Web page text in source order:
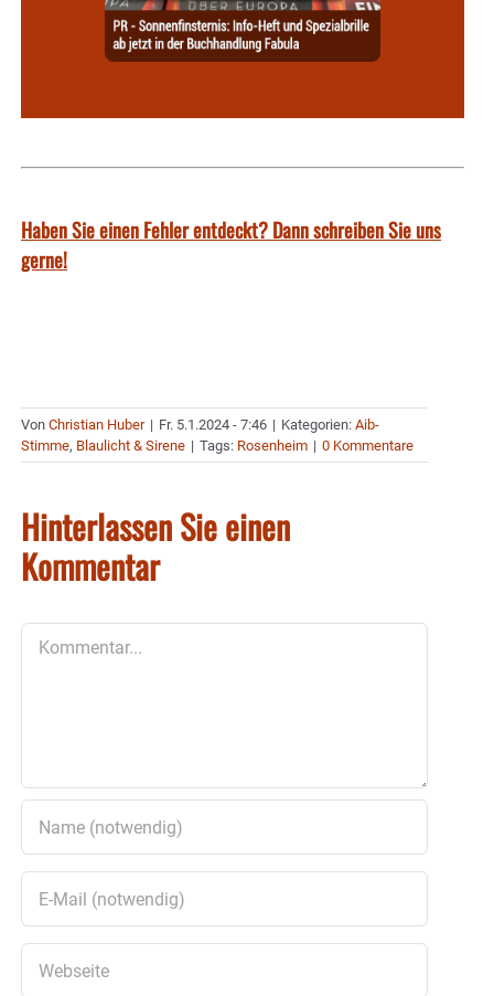
Haben Sie einen Fehler entdeckt? Dann schreiben Sie uns
gerne!
Von Christian Huber | Fr. 5.1.2024 - 7:46 | Kategorien: Aib-
Stimme, Blaulicht & Sirene | Tags: Rosenheim | 0 Kommentare
Hinterlassen Sie einen
Kommentar